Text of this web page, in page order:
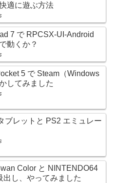
適に遊ぶ方法
7 で RPCSX-UI-Android
動くか？
5 で Steam（Windows
してみました
ブレットと PS2 エミュレー
Color と NINTENDO64
出し、やってみました